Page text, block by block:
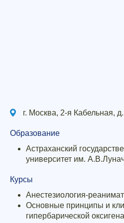
г. Москва, 2-я Кабельная,
Образование
Астраханский
университет им.
Курсы
Анестезиология-
Основные принципы и
гипербарической